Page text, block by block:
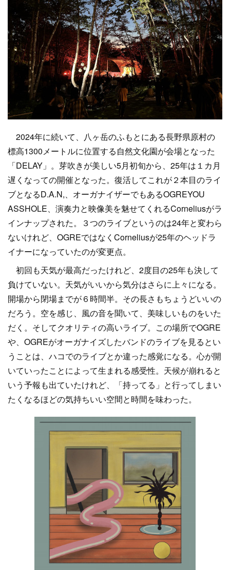
2024年に続いて、八ヶ岳のふもとにある長野県原村の
標高1300メートルに位置する自然文化園が会場となった
「DELAY」。芽吹きが美しい5月初旬から、25年は１カ月
遅くなっての開催となった。復活してこれが２本目のライ
ブとなるD.A.N,、オーガナイザーでもあるOGREYOU
ASSHOLE、演奏力と映像美を魅せてくれるCorneliusがラ
インナップされた。３つのライブというのは24年と変わら
ないけれど、OGREではなくCorneliusが25年のヘッドラ
イナーになっていたのが変更点。
初回も天気が最高だったけれど、2度目の25年も決して
負けていない。天気がいいから気分はさらに上々になる。
開場から閉場までが６時間半。その長さもちょうどいいの
だろう。空を感じ、風の音を聞いて、美味しいものをいた
だく。そしてクオリティの高いライブ。この場所でOGRE
や、OGREがオーガナイズしたバンドのライブを見るとい
うことは、ハコでのライブとか違った感覚になる。心が開
いていったことによって生まれる感受性。天候が崩れると
いう予報も出ていたけれど、「持ってる」と行ってしまい
たくなるほどの気持ちいい空間と時間を味わった。